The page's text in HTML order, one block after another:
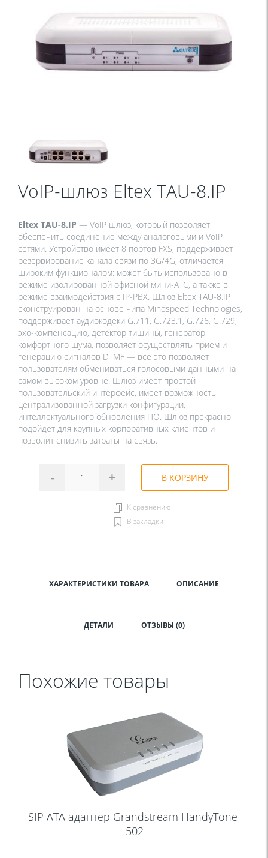
VoIP-шлюз Eltex TAU-8.IP
Eltex TAU-8.IP — VoIP шлюз, который позволяет
обеспечить соединение между аналоговыми и VoIP
сетями. Устройство имеет 8 портов FXS, поддерживает
резервирование канала связи по 3G/4G, отличается
широким функционалом: может быть использовано в
режиме изолированной офисной мини-АТС, а также в
режиме взаимодействия с IP-PBX. Шлюз Eltex TAU-8.IP
сконструирован на основе чипа Mindspeed Technologies,
поддерживает аудиокодеки G.711, G.723.1, G.726, G.729,
эхо-компенсацию, детектор тишины, генератор
комфортного шума, позволяет осуществлять прием и
генерацию сигналов DTMF — все это позволяет
пользователям обмениваться голосовыми данными на
самом высоком уровне. Шлюз имеет простой
пользовательский интерфейс, имеет возможность
централизованной загрузки конфигурации,
интеллектуального обновления ПО. Шлюз прекрасно
подойдет для крупных корпоративных клиентов и
позволит снизить затраты на связь.
- + В КОРЗИНУ
К сравнению
В закладки
ХАРАКТЕРИСТИКИ ТОВАРА ОПИСАНИЕ
ДЕТАЛИ ОТЗЫВЫ (0)
Похожие товары
SIP ATA aдаптер Grandstream HandyTone-
502